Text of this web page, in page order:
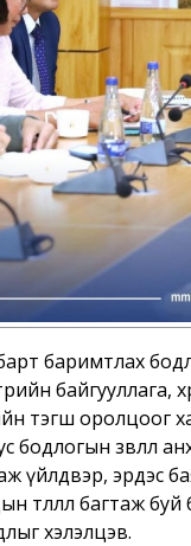
баримтлах
байгууллага,
тэгш
бодлогын зөвлөл
аж үйлдвэр, эрдэс
багтаж
хэлэлцэв.